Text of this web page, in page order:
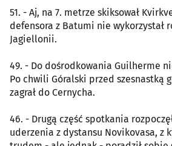
51. - Aj, na 7. metrze skiksował
defensora z Batumi nie wykorzystał
Jagiellonii.
49. - Do dośrodkowania Guilherme
Po chwili Góralski przed szesnastką
zagrał do Cernycha.
46. - Drugą część spotkania
uderzenia z dystansu Novikovasa, z